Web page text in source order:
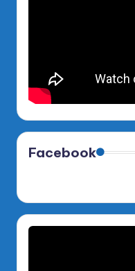
Facebook